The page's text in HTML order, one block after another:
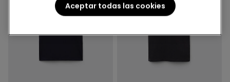
Aceptar todas las cookies